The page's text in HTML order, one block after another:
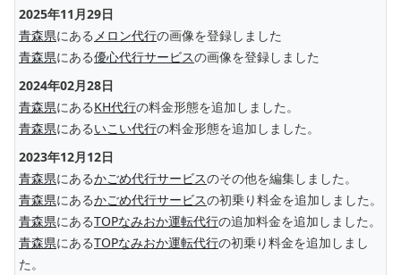
2025年11月29日
青森県にある メロン代行の画像を登録しました
青森県にある優心代行サービスの画像を登録しました
2024年02月28日
青森県にあるKH代行の料金形態を追加しました。
青森県にあるいこい代行の料金形態を追加しました。
2023年12月12日
青森県にあるかごめ代行サービスのその他を編集しました。
青森県にあるかごめ代行サービスの初乗り料金を追加しました。
青森県にあるTOPなみおか運転代行の追加料金を追加しました。
青森県にあるTOPなみおか運転代行の初乗り料金を追加しまし
た。